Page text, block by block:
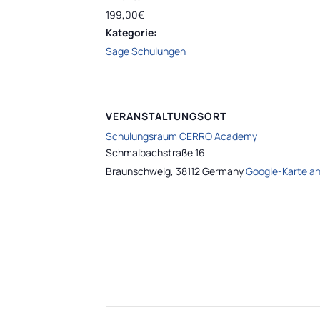
199,00€
Kategorie:
Sage Schulungen
VERANSTALTUNGSORT
Schulungsraum CERRO Academy
Schmalbachstraße 16
Braunschweig, 38112GermanyGoogle-Karte